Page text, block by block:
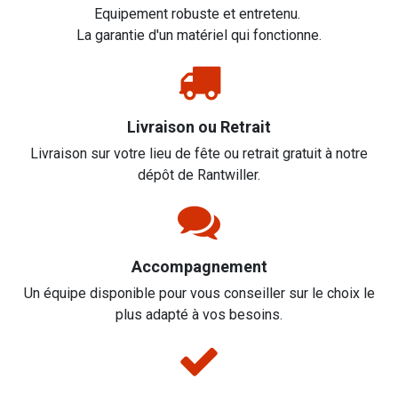
Equipement robuste et entretenu.
La garantie d'un matériel qui fonctionne.
Livraison ou Retrait
Livraison sur votre lieu de fête ou retrait gratuit à notre
dépôt de Rantwiller.
Accompagnement
Un équipe disponible pour vous conseiller sur le choix le
plus adapté à vos besoins.